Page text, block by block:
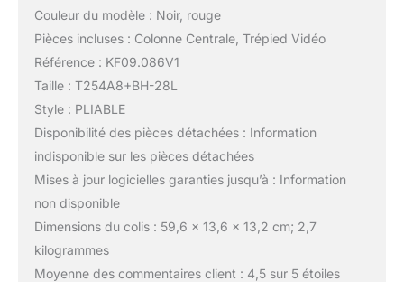
Couleur du modèle : Noir, rouge
Pièces incluses : Colonne Centrale, Trépied Vidéo
Référence : KF09.086V1
Taille : T254A8+BH-28L
Style : PLIABLE
Disponibilité des pièces détachées : Information
indisponible sur les pièces détachées
Mises à jour logicielles garanties jusqu’à : Information
non disponible
Dimensions du colis : 59,6 x 13,6 x 13,2 cm; 2,7
kilogrammes
Moyenne des commentaires client : 4,5 sur 5 étoiles